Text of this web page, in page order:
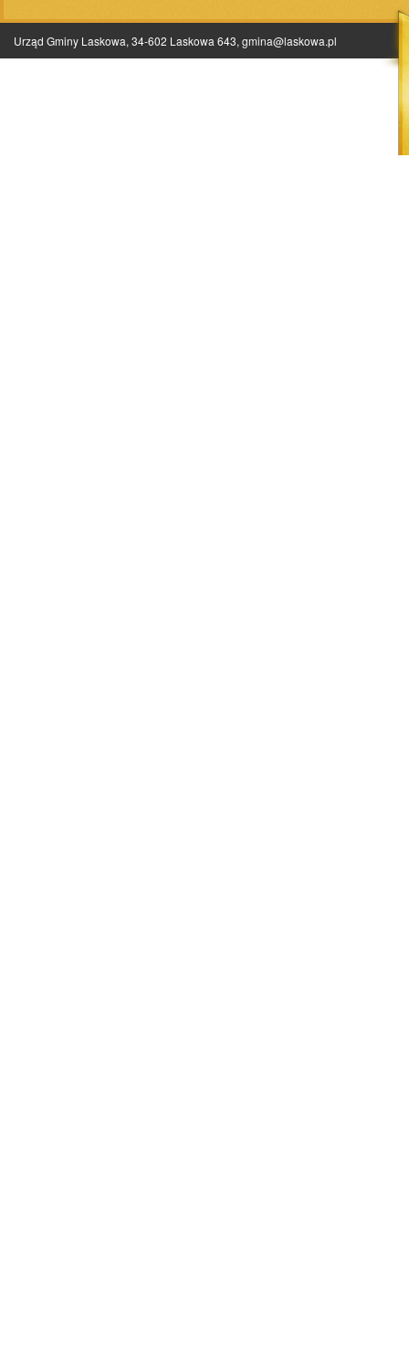
Urząd Gminy Laskowa, 34-602 Laskowa 643, gmina@laskowa.pl